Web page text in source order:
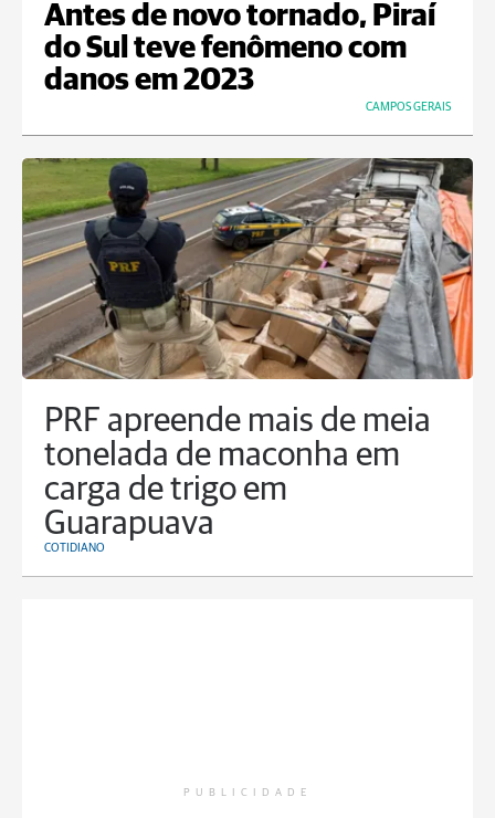
Antes de novo tornado, Piraí
do Sul teve fenômeno com
danos em 2023
CAMPOS GERAIS
PRF apreende mais de meia
tonelada de maconha em
carga de trigo em
Guarapuava
COTIDIANO
PUBLICIDADE